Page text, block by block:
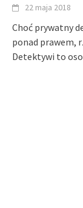
22 maja 2018
Choć prywatny
ponad prawem,
Detektywi to